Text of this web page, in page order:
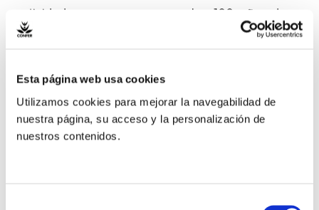
Esta página web usa cookies
Utilizamos cookies para mejorar la navegabilidad de
nuestra página, su acceso y la personalización de
nuestros contenidos.
actividades para conmemorar los 100 años de su
fallecimiento.
El 24 de abril clausuramos oficialmente el año del
se ubica la casa Madre de la Congregación de
Hermanas Hospitalarias y primer centro fundado por
Eucaristía a las 12.00h en homenaje a la figura y el